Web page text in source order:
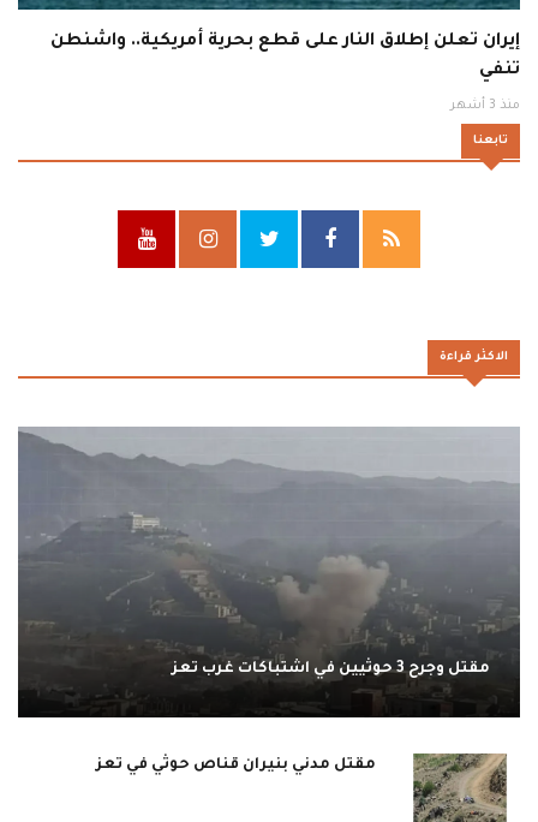
إيران تعلن إطلاق النار على قطع بحرية أمريكية.. واشنطن
تنفي
منذ 3 أشهر
تابعنا
الاكثر قراءة
مقتل وجرح 3 حوثيين في اشتباكات غرب تعز
مقتل مدني بنيران قناص حوثي في تعز